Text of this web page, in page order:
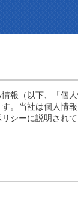
報（以下、「個
。当社は個人情
シーに説明され